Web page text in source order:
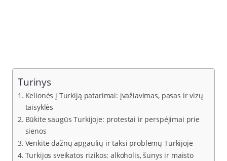
Turinys
Kelionės į Turkiją patarimai: įvažiavimas, pasas ir vizų
taisyklės
Būkite saugūs Turkijoje: protestai ir perspėjimai prie
sienos
Venkite dažnų apgaulių ir taksi problemų Turkijoje
Turkijos sveikatos rizikos: alkoholis, šunys ir maisto